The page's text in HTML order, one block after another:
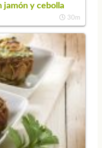
jamón y cebolla
30m